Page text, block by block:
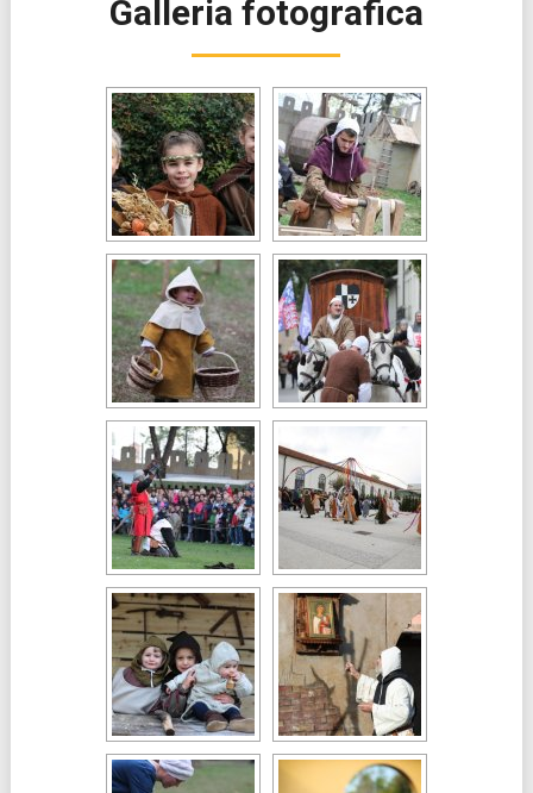
Galleria fotografica